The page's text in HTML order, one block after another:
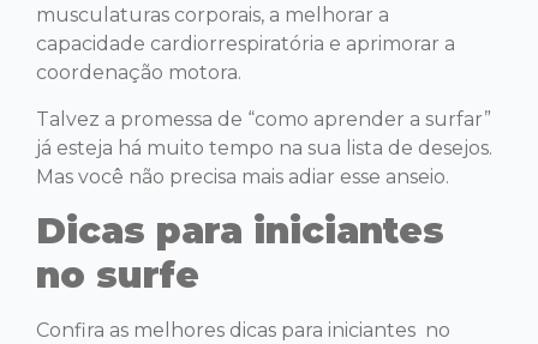
musculaturas corporais, a melhorar a
capacidade cardiorrespiratória e aprimorar a
coordenação motora.
Talvez a promessa de “como aprender a surfar”
já esteja há muito tempo na sua lista de desejos.
Mas você não precisa mais adiar esse anseio.
Dicas para iniciantes
no surfe
Confira as melhores dicas para iniciantes no